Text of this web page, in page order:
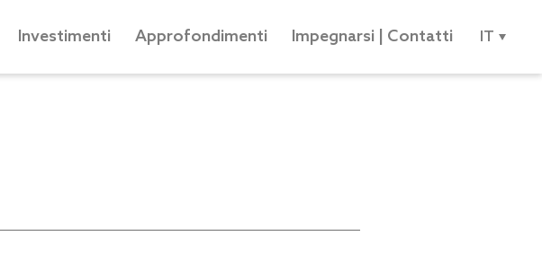
Investimenti Approfondimenti Impegnarsi | Contatti IT